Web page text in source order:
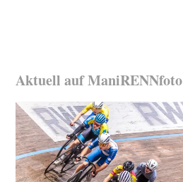
Aktuell auf ManiRENNfoto